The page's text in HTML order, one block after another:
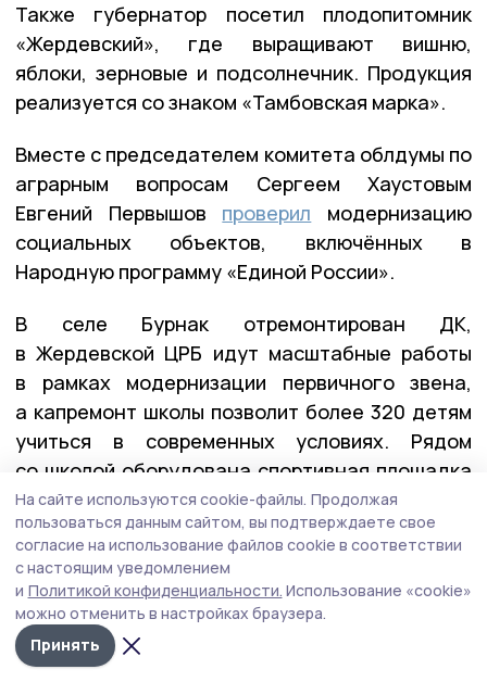
Также губернатор посетил плодопитомник
«Жердевский», где выращивают вишню,
яблоки, зерновые и подсолнечник. Продукция
реализуется со знаком «Тамбовская марка».
Вместе с председателем комитета облдумы по
аграрным вопросам Сергеем Хаустовым
Евгений Первышов проверил модернизацию
социальных объектов, включённых в
Народную программу «Единой России».
В селе Бурнак отремонтирован ДК,
в Жердевской ЦРБ идут масштабные работы
в рамках модернизации первичного звена,
а капремонт школы позволит более 320 детям
учиться в современных условиях. Рядом
со школой оборудована спортивная площадка
для сдачи норм ГТО.
На сайте используются cookie-файлы. Продолжая
пользоваться данным сайтом, вы подтверждаете свое
согласие на использование файлов cookie в соответствии
с настоящим уведомлением
и Политикой конфиденциальности. Использование «cookie»
можно отменить в настройках браузера.
Принять